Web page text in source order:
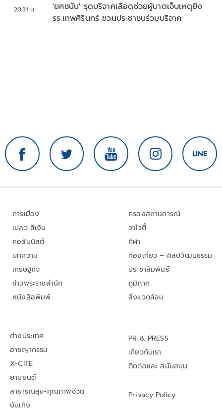
20:31 น.
'ยศชนัน' รุดบริจาคเลือดช่วยผู้บาดเจ็บเหตุยิง
รร.เทพศิรินทร์ ชวนประชาชนร่วมบริจาค
การเมือง
เปลว สีเงิน
คอลัมนิสต์
บทความ
เศรษฐกิจ
ข่าวพระราชสำนัก
หนังสือพิมพ์
กรองสถานการณ์
วาไรตี้
กีฬา
ท่องเที่ยว – ศิลปวัฒนธรรม
ประชาสัมพันธ์
ภูมิภาค
สิ่งแวดล้อม
ต่างประเทศ
อาชญากรรม
X-CITE
ยานยนต์
สาธารณสุข-คุณภาพชีวิต
บันเทิง
PR & PRESS
เกี่ยวกับเรา
ติดต่อและ สนับสนุน
Privacy Policy